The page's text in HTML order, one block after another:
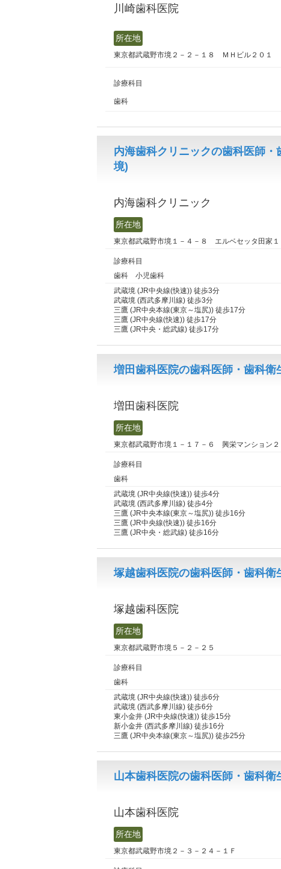
川崎歯科医院
所在地
東京都武蔵野市境２－２－１８ ＭＨビル２０１
診療科目
歯科
内海歯科クリニックの歯科医師・
境)
内海歯科クリニック
所在地
東京都武蔵野市境１－４－８ エルベセッタ田家１
診療科目
歯科 小児歯科
武蔵境 (JR中央線(快速)) 徒歩3分
武蔵境 (西武多摩川線) 徒歩3分
三鷹 (JR中央本線(東京～塩尻)) 徒歩17分
三鷹 (JR中央線(快速)) 徒歩17分
三鷹 (JR中央・総武線) 徒歩17分
増田歯科医院の歯科医師・歯科
増田歯科医院
所在地
東京都武蔵野市境１－１７－６ 興栄マンション２
診療科目
歯科
武蔵境 (JR中央線(快速)) 徒歩4分
武蔵境 (西武多摩川線) 徒歩4分
三鷹 (JR中央本線(東京～塩尻)) 徒歩16分
三鷹 (JR中央線(快速)) 徒歩16分
三鷹 (JR中央・総武線) 徒歩16分
塚越歯科医院の歯科医師・歯科
塚越歯科医院
所在地
東京都武蔵野市境５－２－２５
診療科目
歯科
武蔵境 (JR中央線(快速)) 徒歩6分
武蔵境 (西武多摩川線) 徒歩6分
東小金井 (JR中央線(快速)) 徒歩15分
新小金井 (西武多摩川線) 徒歩16分
三鷹 (JR中央本線(東京～塩尻)) 徒歩25分
山本歯科医院の歯科医師・歯科
山本歯科医院
所在地
東京都武蔵野市境２－３－２４－１Ｆ